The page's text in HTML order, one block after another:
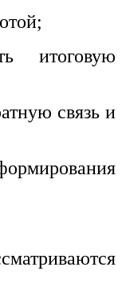
итоговую
связь и